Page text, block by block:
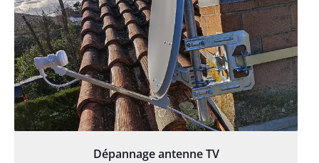
Dépannage antenne TV